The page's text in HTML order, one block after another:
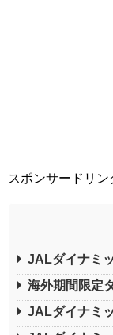
スポンサードリン
JALダイナミ
海外期間限定
JALダイナミ